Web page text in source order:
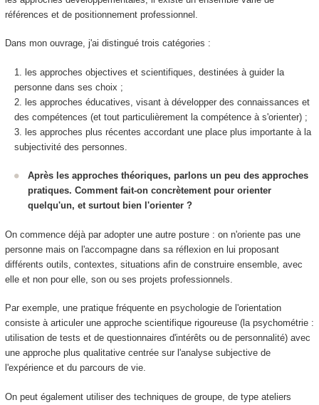
références et de positionnement professionnel.
Dans mon ouvrage, j'ai distingué trois catégories :
les approches objectives et scientifiques, destinées à guider la
personne dans ses choix ;
les approches éducatives, visant à développer des connaissances et
des compétences (et tout particulièrement la compétence à s'orienter) ;
les approches plus récentes accordant une place plus importante à la
subjectivité des personnes.
Après les approches théoriques, parlons un peu des approches
pratiques. Comment fait-on concrètement pour orienter
quelqu'un, et surtout bien l'orienter ?
On commence déjà par adopter une autre posture : on n'oriente pas une
personne mais on l'accompagne dans sa réflexion en lui proposant
différents outils, contextes, situations afin de construire ensemble, avec
elle et non pour elle, son ou ses projets professionnels.
Par exemple, une pratique fréquente en psychologie de l'orientation
consiste à articuler une approche scientifique rigoureuse (la psychométrie :
utilisation de tests et de questionnaires d'intérêts ou de personnalité) avec
une approche plus qualitative centrée sur l'analyse subjective de
l'expérience et du parcours de vie.
On peut également utiliser des techniques de groupe, de type ateliers